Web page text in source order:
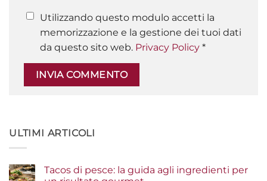
Utilizzando questo modulo accetti la
memorizzazione e la gestione dei tuoi dati
da questo sito web. Privacy Policy *
ULTIMI ARTICOLI
Tacos di pesce: la guida agli ingredienti per